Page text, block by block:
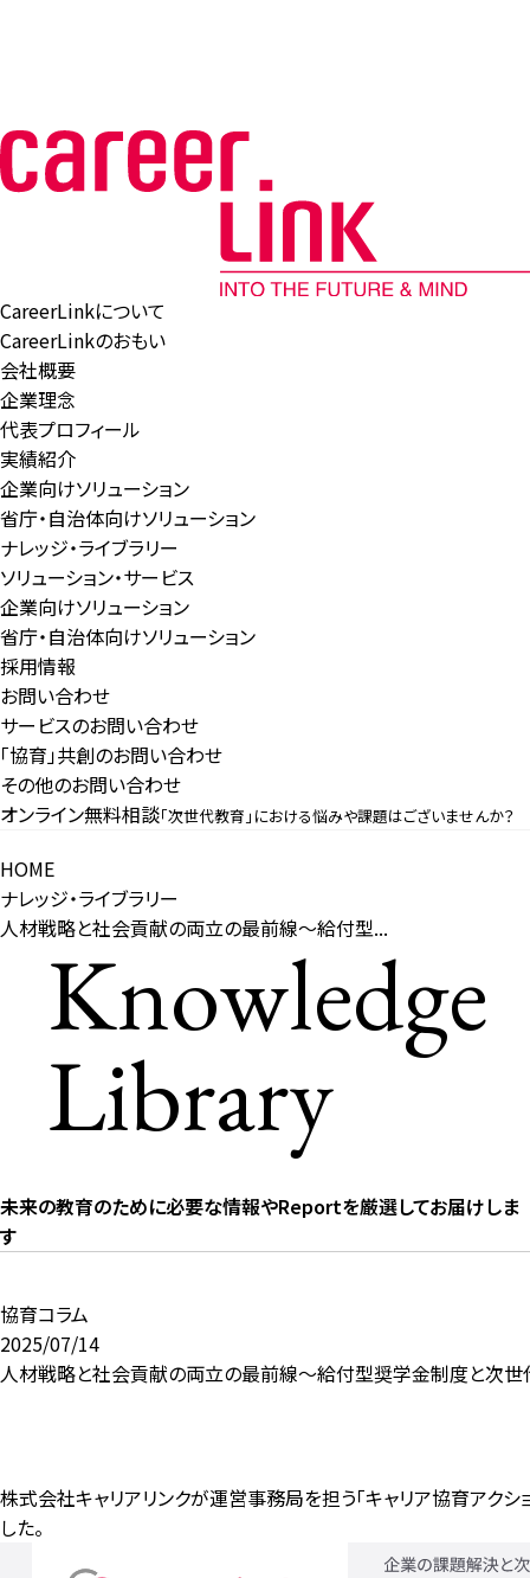
CareerLinkについて
CareerLinkのおもい
会社概要
企業理念
代表プロフィール
実績紹介
企業向けソリューション
省庁・自治体向けソリューション
ナレッジ・ライブラリー
ソリューション・サービス
企業向けソリューション
省庁・自治体向けソリューション
採用情報
お問い合わせ
サービスのお問い合わせ
「協育」共創のお問い合わせ
その他のお問い合わせ
オンライン無料相談「次世代教育」における悩みや課題はございませんか？
HOME
ナレッジ・ライブラリー
人材戦略と社会貢献の両立の最前線～給付型...
Knowledge
Library
未来の教育のために必要な情報やReportを厳選してお届けしま
す
協育コラム
2025/07/14
人材戦略と社会貢献の両立の最前線～給付型奨学金制度と次世
株式会社キャリアリンクが運営事務局を担う「キャリア協育アク
した。